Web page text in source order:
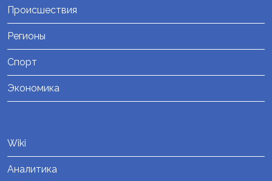
Происшествия
Регионы
Спорт
Экономика
Wiki
Аналитика